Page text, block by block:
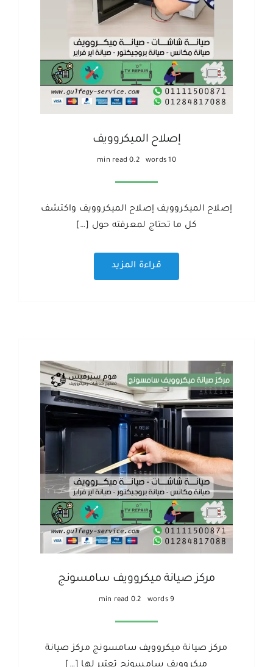
إصلاح الميكروويف
10 words
0.2 min read
إصلاح الميكروويف إصلاح الميكروويف واكتشف
كل ما تحتاج لمعرفته حول […]
قراءة المزيد
مركز صيانة ميكروويف سامسونج
9 words
0.2 min read
مركز صيانة ميكروويف سامسونج مركز صيانة